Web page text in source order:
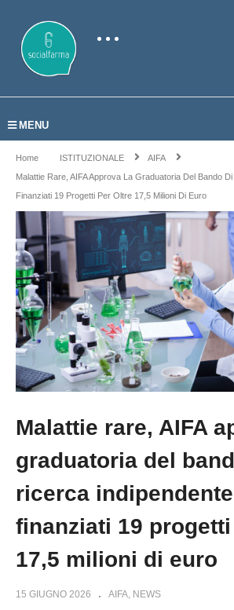
MENU
Home ISTITUZIONALE
AIFA
Malattie Rare, AIFA Approva La Graduatoria Del Bando
Finanziati 19 Progetti Per Oltre 17,5 Milioni Di Euro
Malattie rare, AIFA
graduatoria del
ricerca
finanziati 19
17,5 milioni di euro
15 GIUGNO 2026 AIFA NEWS